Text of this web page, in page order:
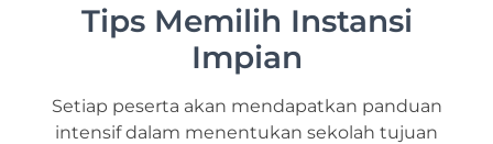
Tips Memilih Instansi
Impian
Setiap peserta akan mendapatkan panduan
intensif dalam menentukan sekolah tujuan